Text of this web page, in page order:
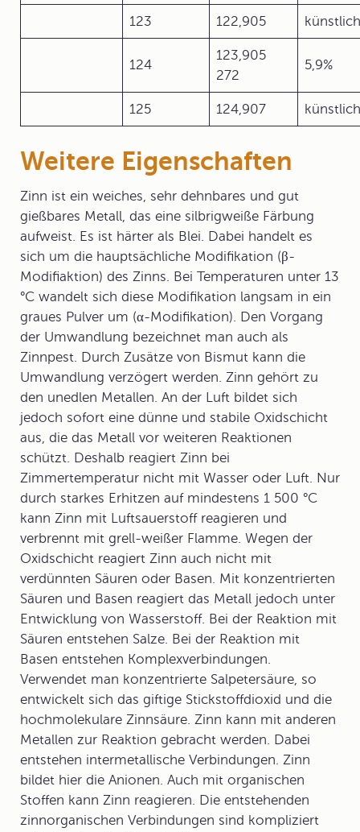
123 122,905 künstlich
124
123,905
272
5,9%
125 124,907 künstlich
Weitere Eigenschaften
Zinn ist ein weiches, sehr dehnbares und gut
gießbares Metall, das eine silbrigweiße Färbung
aufweist. Es ist härter als Blei. Dabei handelt es
sich um die hauptsächliche Modifikation (β-
Modifiaktion) des Zinns. Bei Temperaturen unter 13
°C wandelt sich diese Modifikation langsam in ein
graues Pulver um (α-Modifikation). Den Vorgang
der Umwandlung bezeichnet man auch als
Zinnpest. Durch Zusätze von Bismut kann die
Umwandlung verzögert werden. Zinn gehört zu
den unedlen Metallen. An der Luft bildet sich
jedoch sofort eine dünne und stabile Oxidschicht
aus, die das Metall vor weiteren Reaktionen
schützt. Deshalb reagiert Zinn bei
Zimmertemperatur nicht mit Wasser oder Luft. Nur
durch starkes Erhitzen auf mindestens 1 500 °C
kann Zinn mit Luftsauerstoff reagieren und
verbrennt mit grell-weißer Flamme. Wegen der
Oxidschicht reagiert Zinn auch nicht mit
verdünnten Säuren oder Basen. Mit konzentrierten
Säuren und Basen reagiert das Metall jedoch unter
Entwicklung von Wasserstoff. Bei der Reaktion mit
Säuren entstehen Salze. Bei der Reaktion mit
Basen entstehen Komplexverbindungen.
Verwendet man konzentrierte Salpetersäure, so
entwickelt sich das giftige Stickstoffdioxid und die
hochmolekulare Zinnsäure. Zinn kann mit anderen
Metallen zur Reaktion gebracht werden. Dabei
entstehen intermetallische Verbindungen. Zinn
bildet hier die Anionen. Auch mit organischen
Stoffen kann Zinn reagieren. Die entstehenden
zinnorganischen Verbindungen sind kompliziert